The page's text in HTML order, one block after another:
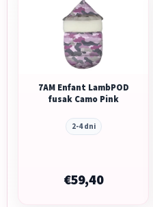
7AM Enfant LambPOD
fusak Camo Pink
2-4 dni
€59,40